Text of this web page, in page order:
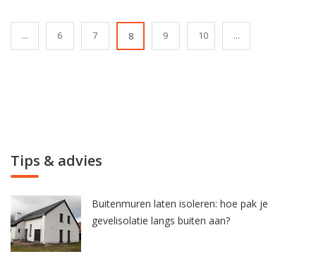
... 6 7 8 9 10 ...
Tips & advies
Buitenmuren laten isoleren: hoe pak je
gevelisolatie langs buiten aan?